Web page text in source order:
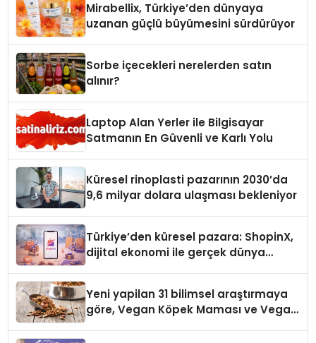
Mirabellix, Türkiye’den dünyaya
uzanan güçlü büyümesini sürdürüyor
Sorbe içecekleri nerelerden satın
alınır?
Laptop Alan Yerler ile Bilgisayar
Satmanın En Güvenli ve Karlı Yolu
Küresel rinoplasti pazarının 2030’da
9,6 milyar dolara ulaşması bekleniyor
Türkiye’den küresel pazara: ShopinX,
dijital ekonomi ile gerçek dünya
Yeni yapilan 31 bilimsel araştırmaya
göre, Vegan Köpek Maması ve Vegan